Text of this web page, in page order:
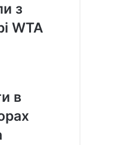
з
WTA
в